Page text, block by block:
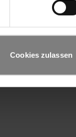
Cookies zulassen